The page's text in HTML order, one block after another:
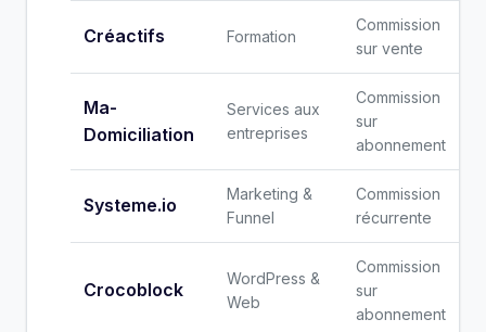
Créactifs Formation
Commission
sur vente
Ma-
Domiciliation
Services aux
entreprises
Commission
sur
abonnement
Systeme.io
Marketing &
Funnel
Commission
récurrente
Crocoblock
WordPress &
Web
Commission
sur
abonnement